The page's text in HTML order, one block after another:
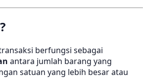
berfungsi sebagai
antara jumlah barang yang
satuan yang lebih besar atau